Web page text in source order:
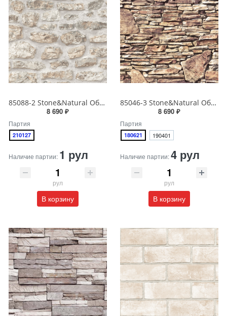
85088-2 Stone&Natural Обои виниловые на бумажной основе 1.06*15.5
8 690 ₽
Партия
210127
Наличие партии: 1 рул
рул
В корзину
85046-3 Stone&Natural Обои виниловые на бумажной основе 1.06*15.5
8 690 ₽
Партия
180621 190401
Наличие партии:4 рул
рул
В корзину